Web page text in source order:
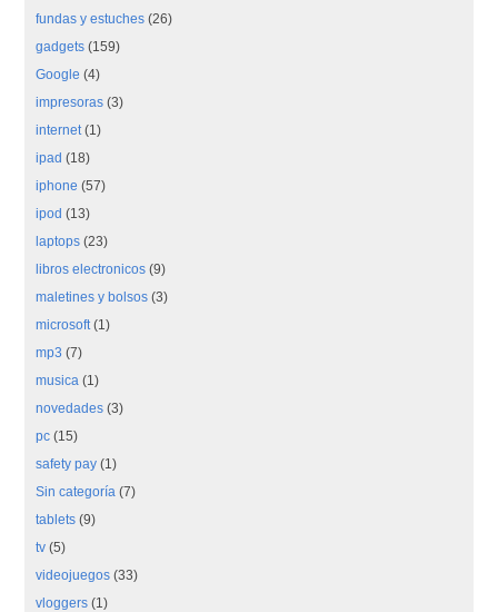
fundas y estuches (26)
gadgets (159)
Google (4)
impresoras (3)
internet(1)
ipad (18)
iphone (57)
ipod (13)
laptops (23)
libros electronicos (9)
maletines y bolsos (3)
microsoft(1)
mp3 (7)
musica (1)
novedades (3)
pc (15)
safety pay (1)
Sin categoría (7)
tablets (9)
tv (5)
videojuegos (33)
vloggers (1)